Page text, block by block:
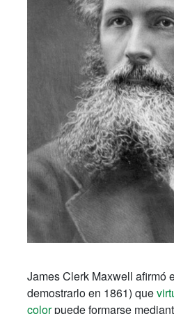
James Clerk Maxwell afirmó
demostrarlo en 1861) que
colorpuede formarse